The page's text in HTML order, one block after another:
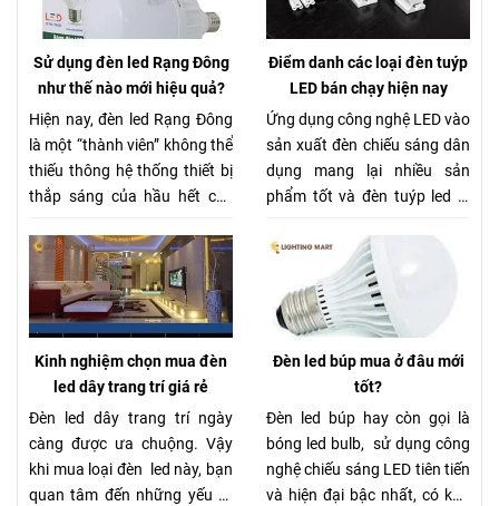
Sử dụng đèn led Rạng Đông
như thế nào mới hiệu quả?
Hiện nay, đèn led Rạng Đông
là một “thành viên” không thể
thiếu thông hệ thống thiết bị
thắp sáng của hầu hết các
ty, xí nghiệp. Tuy nhiên không
phải ai cũng hiểu rõ về loại
đèn này. Vậy hôm nay chúng
tôi sẽ mách nhỏ cho bạn một
vài tip nhỏ để sử dụng thiết bị
này hiệu quả nhất nhé.
Điểm danh các loại đèn tuýp
LED bán chạy hiện nay
Ứng dụng công nghệ LED vào
sản xuất đèn chiếu sáng dân
dụng mang lại nhiều sản
phẩm tốt và đèn tuýp led là
bật. Ngày càng có nhiều các
công trình sử dụng chúng
thay vì đèn huỳnh quang.
Hiện nay có nhiều nhà cung
cấp sản phẩm này với đầy đủ
mẫu mã đáp ứng các tiêu
Kinh nghiệm chọn mua đèn
led dây trang trí giá rẻ
Đèn led dây trang trí ngày
càng được ưa chuộng. Vậy
khi mua loại đèn led này, bạn
quan tâm đến những yếu tố
Đèn led búp mua ở đâu mới
tốt?
Đèn led búp hay còn gọi là
bóng led bulb, sử dụng công
nghệ chiếu sáng LED tiên tiến
và hiện đại bậc nhất, có khả